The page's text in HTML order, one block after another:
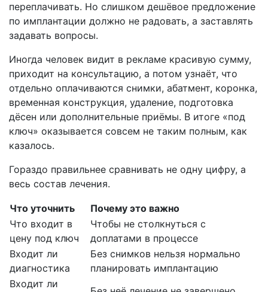
переплачивать. Но слишком дешёвое предложение
по имплантации должно не радовать, а заставлять
задавать вопросы.
Иногда человек видит в рекламе красивую сумму,
приходит на консультацию, а потом узнаёт, что
отдельно оплачиваются снимки, абатмент, коронка,
временная конструкция, удаление, подготовка
дёсен или дополнительные приёмы. В итоге «под
ключ» оказывается совсем не таким полным, как
казалось.
Гораздо правильнее сравнивать не одну цифру, а
весь состав лечения.
Что уточнить
Почему это важно
Что входит в
цену под ключ
Чтобы не столкнуться с
доплатами в процессе
Входит ли
диагностика
Без снимков нельзя нормально
планировать имплантацию
Входит ли